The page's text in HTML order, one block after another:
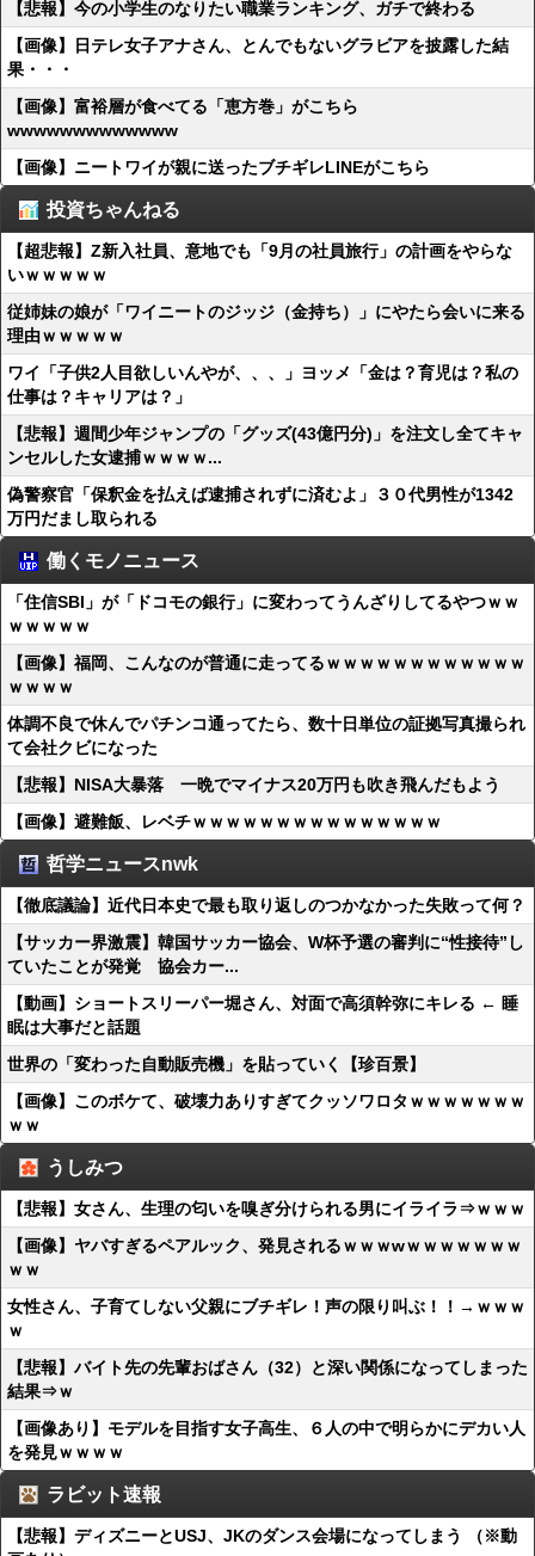
【悲報】今の小学生のなりたい職業ランキング、ガチで終わる
【画像】日テレ女子アナさん、とんでもないグラビアを披露した結
果・・・
【画像】富裕層が食べてる「恵方巻」がこちら
wwwwwwwwwwwww
【画像】ニートワイが親に送ったブチギレLINEがこちら
投資ちゃんねる
【超悲報】Z新入社員、意地でも「9月の社員旅行」の計画をやらな
いｗｗｗｗｗ
従姉妹の娘が「ワイニートのジッジ（金持ち）」にやたら会いに来る
理由ｗｗｗｗｗ
ワイ「子供2人目欲しいんやが、、、」ヨッメ「金は？育児は？私の
仕事は？キャリアは？」
【悲報】週間少年ジャンプの「グッズ(43億円分)」を注文し全てキャ
ンセルした女逮捕ｗｗｗｗ...
偽警察官「保釈金を払えば逮捕されずに済むよ」３０代男性が1342
万円だまし取られる
働くモノニュース
「住信SBI」が「ドコモの銀行」に変わってうんざりしてるやつｗｗ
ｗｗｗｗｗ
【画像】福岡、こんなのが普通に走ってるｗｗｗｗｗｗｗｗｗｗｗｗ
ｗｗｗｗ
体調不良で休んでパチンコ通ってたら、数十日単位の証拠写真撮られ
て会社クビになった
【悲報】NISA大暴落 一晩でマイナス20万円も吹き飛んだもよう
【画像】避難飯、レベチｗｗｗｗｗｗｗｗｗｗｗｗｗｗｗ
哲学ニュースnwk
【徹底議論】近代日本史で最も取り返しのつかなかった失敗って何？
【サッカー界激震】韓国サッカー協会、W杯予選の審判に“性接待”し
ていたことが発覚 協会カー...
【動画】ショートスリーパー堀さん、対面で高須幹弥にキレる ← 睡
眠は大事だと話題
世界の「変わった自動販売機」を貼っていく【珍百景】
【画像】このボケて、破壊力ありすぎてクッソワロタｗｗｗｗｗｗｗ
ｗｗ
うしみつ
【悲報】女さん、生理の匂いを嗅ぎ分けられる男にイライラ⇒ｗｗｗ
【画像】ヤバすぎるペアルック、発見されるｗｗｗwｗｗｗｗｗｗｗ
ｗｗ
女性さん、子育てしない父親にブチギレ！声の限り叫ぶ！！→ｗｗｗ
ｗ
【悲報】バイト先の先輩おばさん（32）と深い関係になってしまった
結果⇒ｗ
【画像あり】モデルを目指す女子高生、６人の中で明らかにデカい人
を発見ｗｗｗｗ
ラビット速報
【悲報】ディズニーとUSJ、JKのダンス会場になってしまう （※動